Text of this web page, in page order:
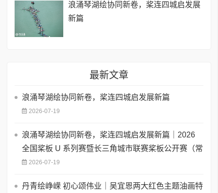
浪涌琴湖绘协同新卷，桨连四城启发展
新篇
最新文章
浪涌琴湖绘协同新卷，桨连四城启发展新篇
2026-07-19
浪涌琴湖绘协同新卷，桨连四城启发展新篇｜2026
全国桨板 U 系列赛暨长三角城市联赛桨板公开赛（常
2026-07-19
丹青绘峥嵘 初心颂伟业｜吴宜恩两大红色主题油画特